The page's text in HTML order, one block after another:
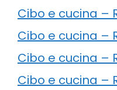
Cibo e cucina –
Cibo e cucina –
Cibo e cucina –
Cibo e cucina –